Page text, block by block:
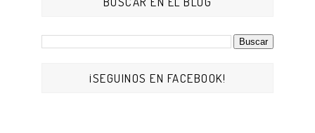
¡SEGUINOS EN FACEBOOK!